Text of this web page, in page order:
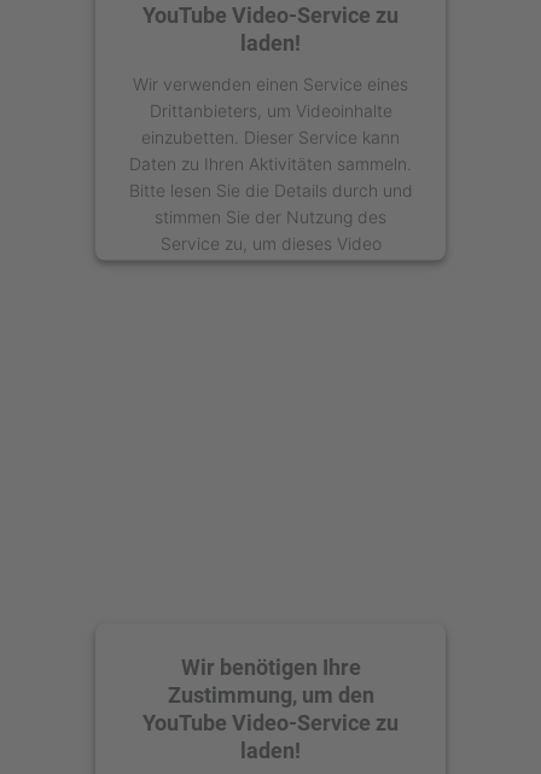
YouTube Video-Service zu
laden!
Wir verwenden einen Service eines
Drittanbieters, um Videoinhalte
einzubetten. Dieser Service kann
Daten zu Ihren Aktivitäten sammeln.
Bitte lesen Sie die Details durch und
stimmen Sie der Nutzung des
Service zu, um dieses Video
anzusehen.
Wir benötigen Ihre
Zustimmung, um den
YouTube Video-Service zu
laden!